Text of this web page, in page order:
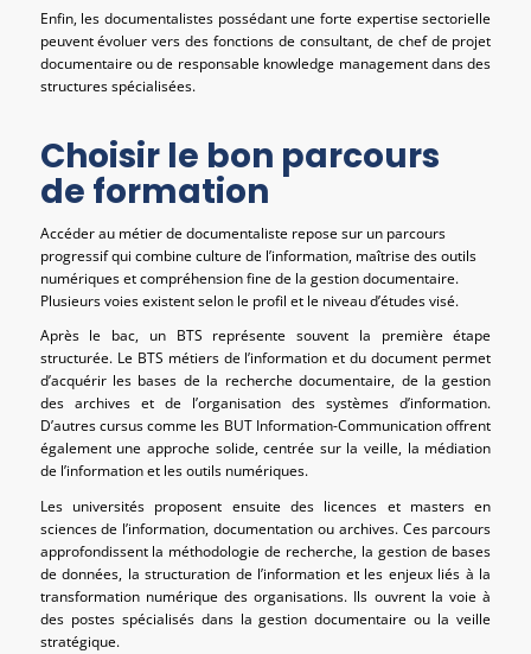
Enfin, les documentalistes possédant une forte expertise sectorielle
peuvent évoluer vers des fonctions de consultant, de chef de projet
documentaire ou de responsable knowledge management dans des
structures spécialisées.
Choisir le bon parcours
de formation
Accéder au métier de documentaliste repose sur un parcours
progressif qui combine culture de l’information, maîtrise des outils
numériques et compréhension fine de la gestion documentaire.
Plusieurs voies existent selon le profil et le niveau d’études visé.
Après le bac, un BTS représente souvent la première étape
structurée. Le BTS métiers de l’information et du document permet
d’acquérir les bases de la recherche documentaire, de la gestion
des archives et de l’organisation des systèmes d’information.
D’autres cursus comme les BUT Information-Communication offrent
également une approche solide, centrée sur la veille, la médiation
de l’information et les outils numériques.
Les universités proposent ensuite des licences et masters en
sciences de l’information, documentation ou archives. Ces parcours
approfondissent la méthodologie de recherche, la gestion de bases
de données, la structuration de l’information et les enjeux liés à la
transformation numérique des organisations. Ils ouvrent la voie à
des postes spécialisés dans la gestion documentaire ou la veille
stratégique.